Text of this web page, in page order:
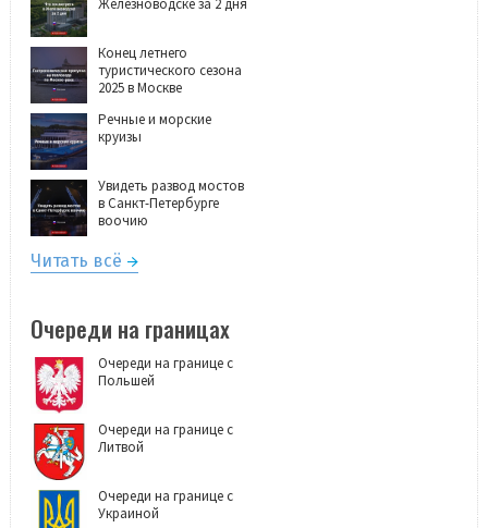
Конец летнего
туристического сезона
2025 в Москве
Речные и морские
круизы
Увидеть развод мостов
в Санкт-Петербурге
воочию
Читать всё
Очереди на границах
Очереди на границе с
Польшей
Очереди на границе с
Литвой
Очереди на границе с
Украиной